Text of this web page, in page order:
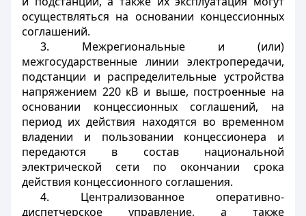
осуществляться на основании концессионных
соглашений.
3. Межрегиональные и (или)
межгосударственные линии электропередачи,
подстанции и распределительные устройства
напряжением 220 кВ и выше, построенные на
основании концессионных соглашений, на
период их действия находятся во временном
владении и пользовании концессионера и
передаются в состав национальной
электрической сети по окончании срока
действия концессионного соглашения.
4. Централизованное оперативно-
диспетчерское управление, а также